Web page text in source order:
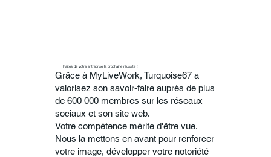
Faites de votre entreprise la prochaine réussite !
Grâce à MyLiveWork, Turquoise67 a
valorisez son savoir-faire auprès de plus
de 600 000 membres sur les réseaux
sociaux et son site web.
Votre compétence mérite d'être vue.
Nous la mettons en avant pour renforcer
votre image, développer votre notoriété